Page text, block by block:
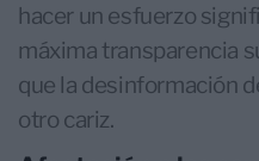
hacer un esfuerzo
máxima transparencia
que la desinformación
otro cariz.